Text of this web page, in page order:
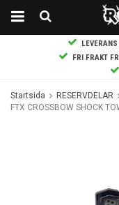
FRI FRAKT
Startsida RESERVDELAR
FTX CROSSBOW SHOCK